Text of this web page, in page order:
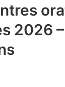
2026 –